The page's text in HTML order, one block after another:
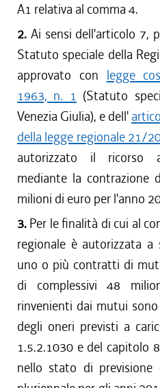
A1 relativa al comma 4.
2. Ai sensi dell'articolo 7,
Statuto speciale della
approvato con legge
1963, n. 1 (Statuto
Venezia Giulia), e dell'
della legge regionale 21/
autorizzato il ricorso
mediante la
milioni di euro per l'anno
3. Per le finalità di cui al
regionale è autorizzata
uno o più contratti di
di complessivi 48
rinvenienti dai mutui
degli oneri previsti a
1.5.2.1030 e del capitolo
nello stato di previsione